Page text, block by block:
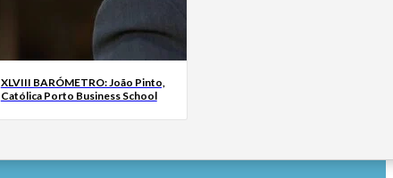
XLVIII BARÓMETRO: João Pinto,
Católica Porto Business School